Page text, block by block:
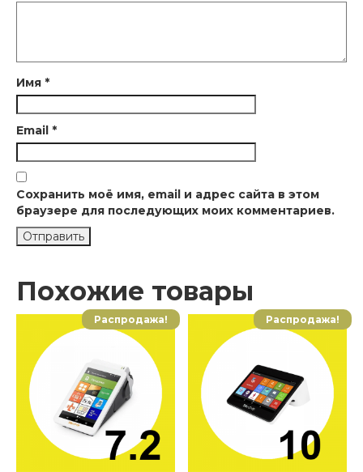
Имя *
Email *
Сохранить моё имя, email и адрес сайта в этом
браузере для последующих моих комментариев.
Похожие товары
Распродажа! Распродажа!